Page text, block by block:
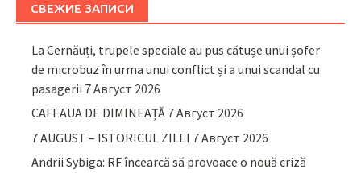
СВЕЖИЕ ЗАПИСИ
La Cernăuți, trupele speciale au pus cătușe unui șofer
de microbuz în urma unui conflict și a unui scandal cu
pasagerii 7 Август 2026
CAFEAUA DE DIMINEAȚĂ 7 Август 2026
7 AUGUST – ISTORICUL ZILEI 7 Август 2026
Andrii Sybiga: RF încearcă să provoace o nouă criză